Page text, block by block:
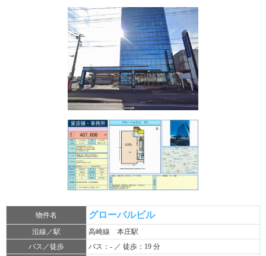
物件名 グローバルビル
沿線／駅
高崎線 本庄駅
バス／徒歩
バス：- ／ 徒歩：19 分